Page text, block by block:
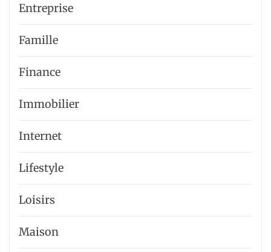
Entreprise
Famille
Finance
Immobilier
Internet
Lifestyle
Loisirs
Maison